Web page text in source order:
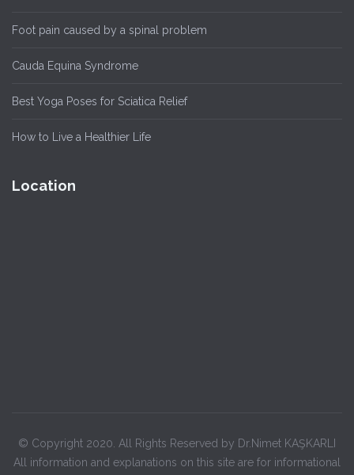
Foot pain caused by a spinal problem
Cauda Equina Syndrome
Best Yoga Poses for Sciatica Relief
How to Live a Healthier Life
Location
© Copyright 2020. All Rights Reserved by Dr.Nimet KAŞKARLI
All information and explanations on this site are for informational